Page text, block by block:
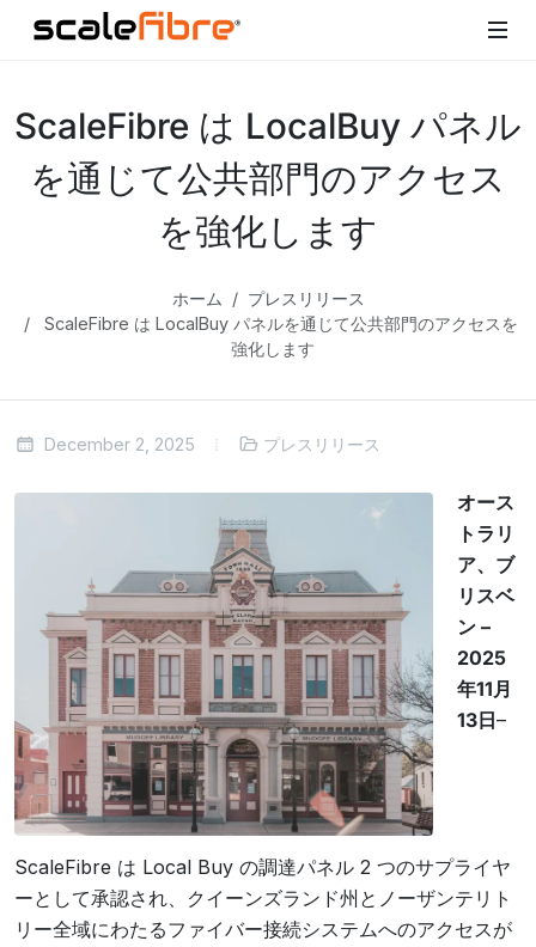
ScaleFibre は LocalBuy パネル
を通じて公共部門のアクセス
を強化します
ホーム
プレスリリース
ScaleFibre は LocalBuy パネルを通じて公共部門のアクセスを
強化します
December 2, 2025 プレスリリース
オース
トラリ
ア、ブ
リスベ
ン –
2025
年11月
13日–
ScaleFibre は Local Buy の調達パネル 2 つのサプライヤ
ーとして承認され、クイーンズランド州とノーザンテリト
リー全域にわたるファイバー接続システムへのアクセスが